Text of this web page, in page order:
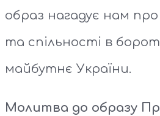
образ нагадує нам
та спільності в
майбутнє України.
Молитва до образу